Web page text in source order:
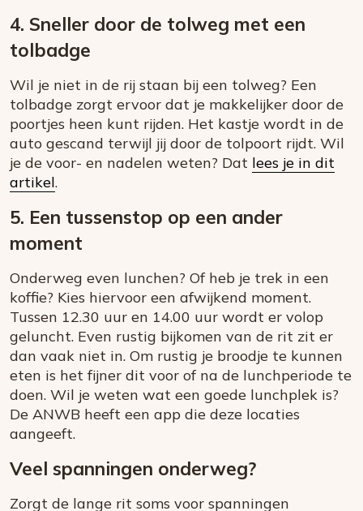
4. Sneller door de tolweg met een
tolbadge
Wil je niet in de rij staan bij een tolweg? Een
tolbadge zorgt ervoor dat je makkelijker door de
poortjes heen kunt rijden. Het kastje wordt in de
auto gescand terwijl jij door de tolpoort rijdt. Wil
je de voor- en nadelen weten? Dat lees je in dit
artikel.
5. Een tussenstop op een ander
moment
Onderweg even lunchen? Of heb je trek in een
koffie? Kies hiervoor een afwijkend moment.
Tussen 12.30 uur en 14.00 uur wordt er volop
geluncht. Even rustig bijkomen van de rit zit er
dan vaak niet in. Om rustig je broodje te kunnen
eten is het fijner dit voor of na de lunchperiode te
doen. Wil je weten wat een goede lunchplek is?
De ANWB heeft een app die deze locaties
aangeeft.
Veel spanningen onderweg?
Zorgt de lange rit soms voor spanningen